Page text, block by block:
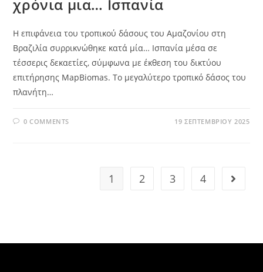
χρόνια μια… Ισπανία
Η επιφάνεια του τροπικού δάσους του Αμαζονίου στη
Βραζιλία συρρικνώθηκε κατά μία… Ισπανία μέσα σε
τέσσερις δεκαετίες, σύμφωνα με έκθεση του δικτύου
επιτήρησης MapBiomas. Το μεγαλύτερο τροπικό δάσος του
πλανήτη…
0 COMMENTS 19 ΣΕΠΤΕΜΒΡΊΟΥ 2025
1 2 3 4